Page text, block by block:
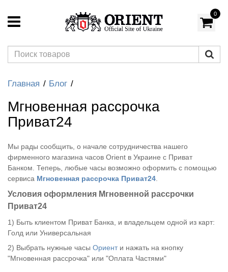
0
Главная Блог
Мгновенная рассрочка
Приват24
Мы рады сообщить, о начале сотрудничества нашего
фирменного магазина часов Orient в Украине с Приват
Банком. Теперь, любые часы возможно оформить с помощью
сервиса Мгновенная рассрочка Приват24
Условия оформления Мгновенной рассрочки
Приват24
1) Быть клиентом Приват Банка, и владельцем одной из карт:
Голд или Универсальная
2) Выбрать нужные часы Ориенти нажать на кнопку
"Мгновенная рассрочка" или "Оплата Частями"